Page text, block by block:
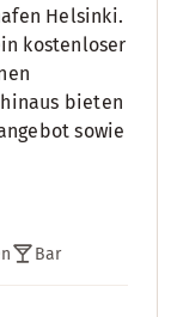
Helsinki.
kostenloser
bieten
sowie
Bar